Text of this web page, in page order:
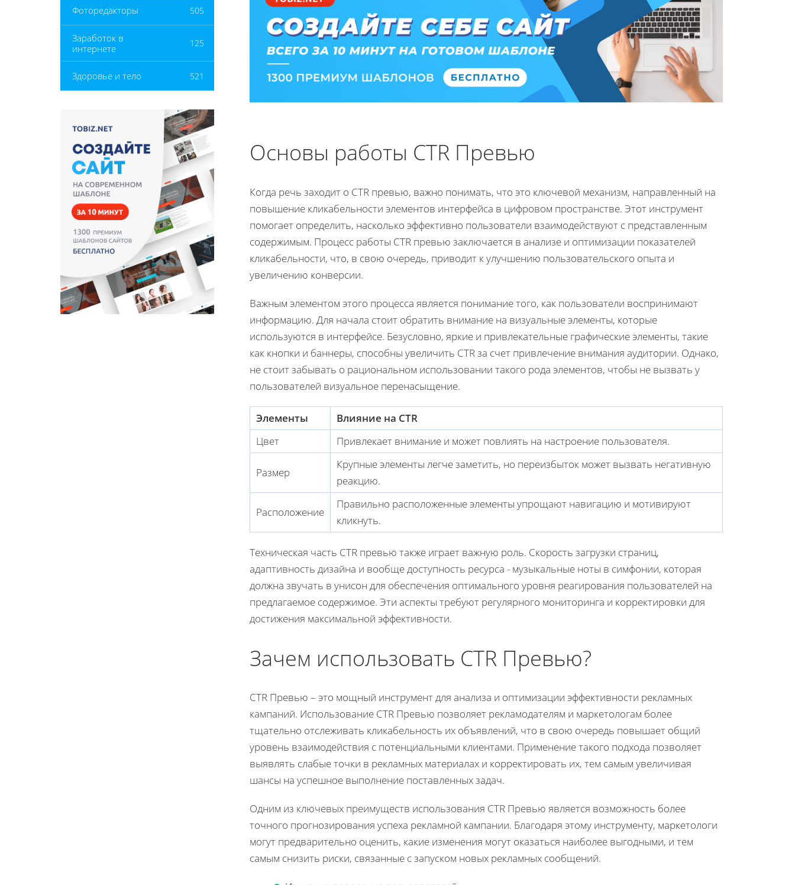
Фоторедакторы 505
Заработок в
интернете
125
Здоровье и тело 521
Основы работы CTR Превью
Когда речь заходит о CTR превью, важно понимать, что это ключевой механизм, направленный на
повышение кликабельности элементов интерфейса в цифровом пространстве. Этот инструмент
помогает определить, насколько эффективно пользователи взаимодействуют с представленным
содержимым. Процесс работы CTR превью заключается в анализе и оптимизации показателей
кликабельности, что, в свою очередь, приводит к улучшению пользовательского опыта и
увеличению конверсии.
Важным элементом этого процесса является понимание того, как пользователи воспринимают
информацию. Для начала стоит обратить внимание на визуальные элементы, которые
используются в интерфейсе. Безусловно, яркие и привлекательные графические элементы, такие
как кнопки и баннеры, способны увеличить CTR за счет привлечение внимания аудитории. Однако,
не стоит забывать о рациональном использовании такого рода элементов, чтобы не вызвать у
пользователей визуальное перенасыщение.
Элементы
Влияние на CTR
Цвет
Привлекает внимание и может повлиять на настроение пользователя.
Размер
Крупные элементы легче заметить, но переизбыток может вызвать негативную
реакцию.
Расположение
Правильно расположенные элементы упрощают навигацию и мотивируют
кликнуть.
Техническая часть CTR превью также играет важную роль. Скорость загрузки страниц,
адаптивность дизайна и вообще доступность ресурса - музыкальные ноты в симфонии, которая
должна звучать в унисон для обеспечения оптимального уровня реагирования пользователей на
предлагаемое содержимое. Эти аспекты требуют регулярного мониторинга и корректировки для
достижения максимальной эффективности.
Зачем использовать CTR Превью?
CTR Превью – это мощный инструмент для анализа и оптимизации эффективности рекламных
кампаний. Использование CTR Превью позволяет рекламодателям и маркетологам более
тщательно отслеживать кликабельность их объявлений, что в свою очередь повышает общий
уровень взаимодействия с потенциальными клиентами. Применение такого подхода позволяет
выявлять слабые точки в рекламных материалах и корректировать их, тем самым увеличивая
шансы на успешное выполнение поставленных задач.
Одним из ключевых преимуществ использования CTR Превью является возможность более
точного прогнозирования успеха рекламной кампании. Благодаря этому инструменту, маркетологи
могут предварительно оценить, какие изменения могут оказаться наиболее выгодными, и тем
самым снизить риски, связанные с запуском новых рекламных сообщений.